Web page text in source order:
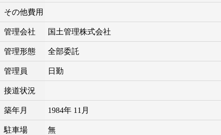
その他費用
管理会社 国土管理株式会社
管理形態 全部委託
管理員 日勤
接道状況
築年月 1984年 11月
駐車場 無